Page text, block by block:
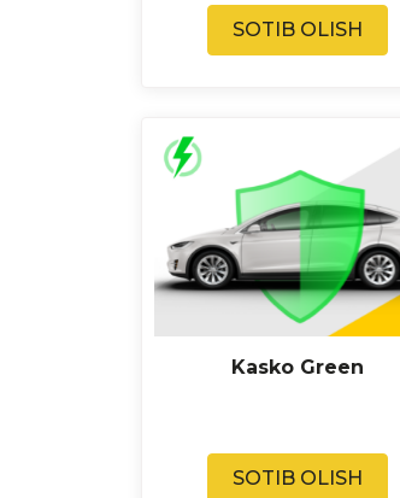
SOTIB OLISH
Kasko Green
SOTIB OLISH